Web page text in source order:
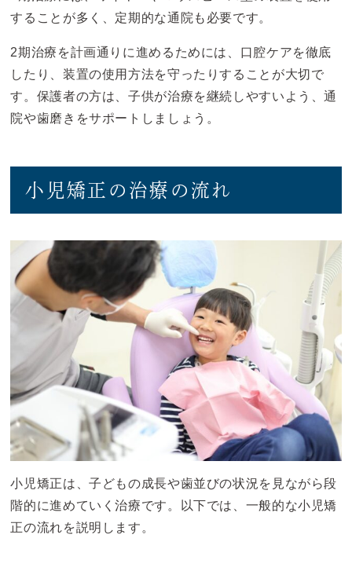
することが多く、定期的な通院も必要です。
2期治療を計画通りに進めるためには、口腔ケアを徹底
したり、装置の使用方法を守ったりすることが大切で
す。保護者の方は、子供が治療を継続しやすいよう、通
院や歯磨きをサポートしましょう。
小児矯正の治療の流れ
小児矯正は、子どもの成長や歯並びの状況を見ながら段
階的に進めていく治療です。以下では、一般的な小児矯
正の流れを説明します。